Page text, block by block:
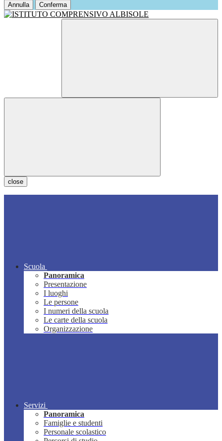
Annulla Conferma
close
Scuola
Panoramica
Presentazione
I luoghi
Le persone
I numeri della scuola
Le carte della scuola
Organizzazione
Servizi
Panoramica
Famiglie e studenti
Personale scolastico